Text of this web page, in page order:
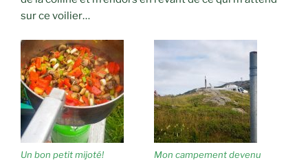
sur ce voilier…
Un bon petit mijoté!
Mon campement devenu